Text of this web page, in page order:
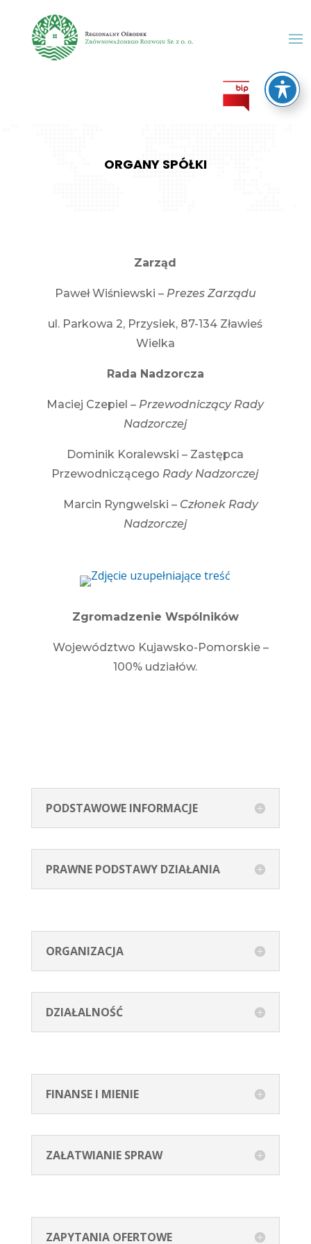
ORGANY SPÓŁKI
Zarząd
Paweł Wiśniewski – Prezes Zarządu
ul. Parkowa 2, Przysiek, 87-134 Zławieś
Wielka
Rada Nadzorcza
Maciej Czepiel – Przewodniczący Rady
Nadzorczej
Dominik Koralewski – Zastępca
Przewodniczącego Rady Nadzorczej
Marcin Ryngwelski – Członek Rady
Nadzorczej
Zgromadzenie Wspólników
Województwo Kujawsko-Pomorskie –
100% udziałów.
PODSTAWOWE INFORMACJE
PRAWNE PODSTAWY DZIAŁANIA
ORGANIZACJA
DZIAŁALNOŚĆ
FINANSE I MIENIE
ZAŁATWIANIE SPRAW
ZAPYTANIA OFERTOWE